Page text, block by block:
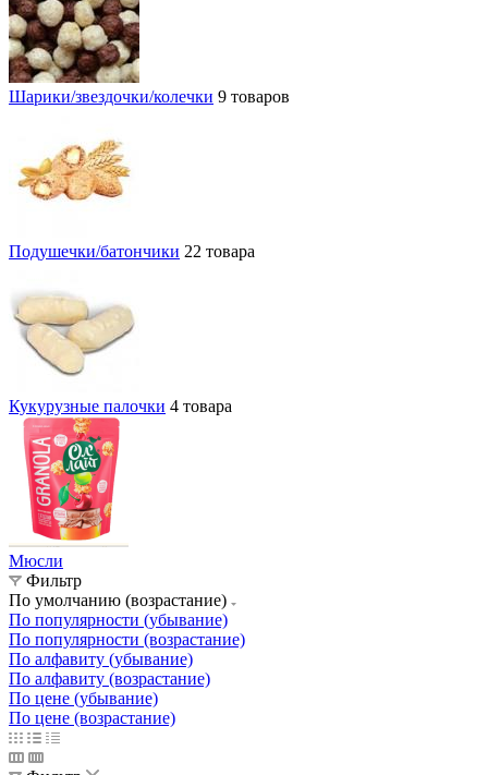
Шарики/звездочки/колечки 9 товаров
Подушечки/батончики 22 товара
Кукурузные палочки 4 товара
Мюсли
Фильтр
По умолчанию (возрастание)
По популярности (убывание)
По популярности (возрастание)
По алфавиту (убывание)
По алфавиту (возрастание)
По цене (убывание)
По цене (возрастание)